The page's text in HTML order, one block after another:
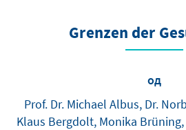
Grenzen der
од
Prof. Dr. Michael Albus, Dr.
Klaus Bergdolt, Monika